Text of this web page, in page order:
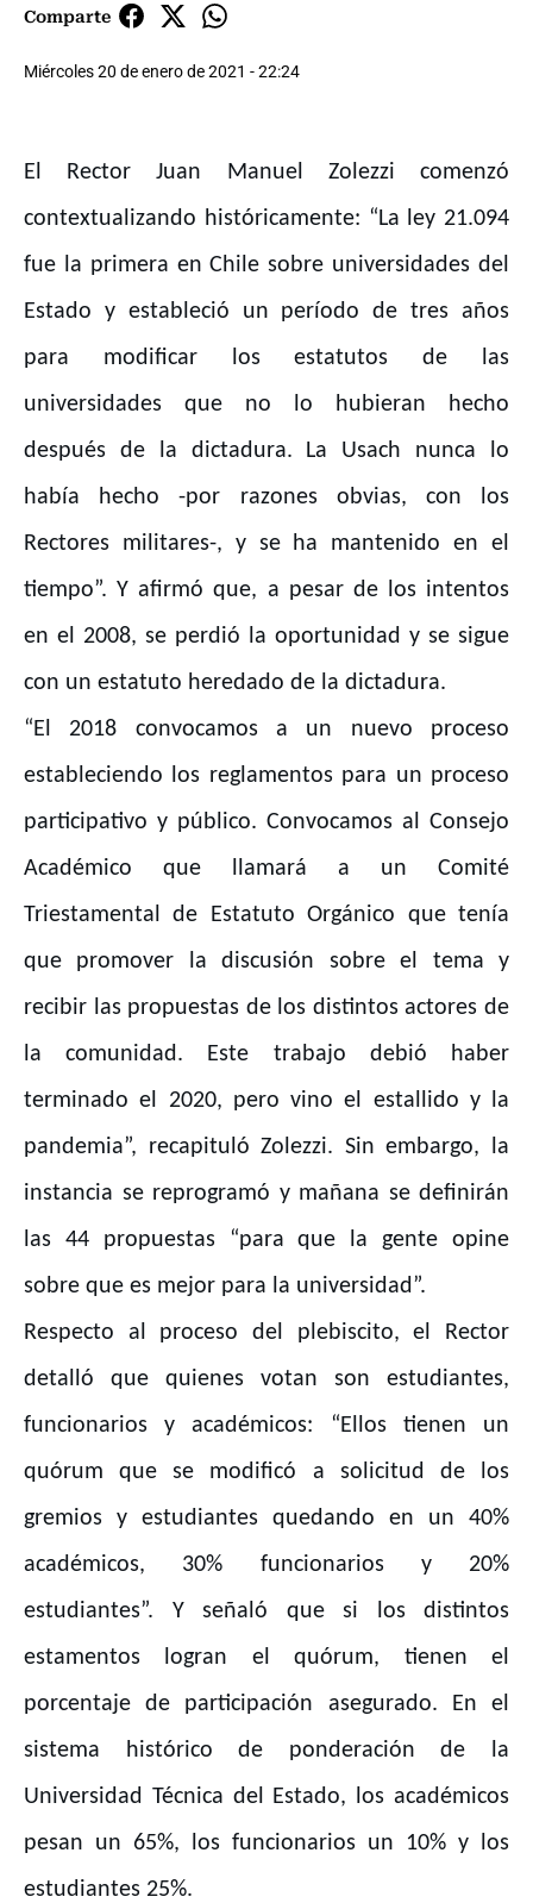
Comparte
Miércoles 20 de enero de 2021 - 22:24
El Rector Juan Manuel Zolezzi comenzó
contextualizando históricamente: “La ley 21.094
fue la primera en Chile sobre universidades del
Estado y estableció un período de tres años
para modificar los estatutos de las
universidades que no lo hubieran hecho
después de la dictadura. La Usach nunca lo
había hecho -por razones obvias, con los
Rectores militares-, y se ha mantenido en el
tiempo”. Y afirmó que, a pesar de los intentos
en el 2008, se perdió la oportunidad y se sigue
con un estatuto heredado de la dictadura.
“El 2018 convocamos a un nuevo proceso
estableciendo los reglamentos para un proceso
participativo y público. Convocamos al Consejo
Académico que llamará a un Comité
Triestamental de Estatuto Orgánico que tenía
que promover la discusión sobre el tema y
recibir las propuestas de los distintos actores de
la comunidad. Este trabajo debió haber
terminado el 2020, pero vino el estallido y la
pandemia”, recapituló Zolezzi. Sin embargo, la
instancia se reprogramó y mañana se definirán
las 44 propuestas “para que la gente opine
sobre que es mejor para la universidad”.
Respecto al proceso del plebiscito, el Rector
detalló que quienes votan son estudiantes,
funcionarios y académicos: “Ellos tienen un
quórum que se modificó a solicitud de los
gremios y estudiantes quedando en un 40%
académicos, 30% funcionarios y 20%
estudiantes”. Y señaló que si los distintos
estamentos logran el quórum, tienen el
porcentaje de participación asegurado. En el
sistema histórico de ponderación de la
Universidad Técnica del Estado, los académicos
pesan un 65%, los funcionarios un 10% y los
estudiantes 25%.